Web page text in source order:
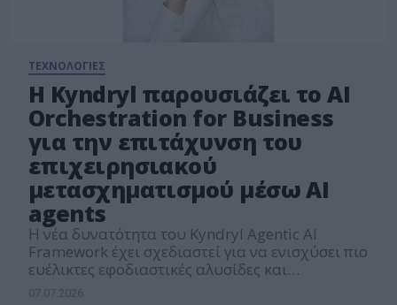
ΤΕΧΝΟΛΟΓΙΕΣ
Η Kyndryl παρουσιάζει το AI
Orchestration for Business
για την επιτάχυνση του
επιχειρησιακού
μετασχηματισμού μέσω AI
agents
Η νέα δυνατότητα του Kyndryl Agentic AI
Framework έχει σχεδιαστεί για να ενισχύσει πιο
ευέλικτες εφοδιαστικές αλυσίδες και